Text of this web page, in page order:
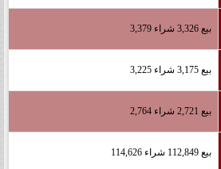
بيع 3,326 شراء 3,379
بيع 3,175 شراء 3,225
بيع 2,721 شراء 2,764
بيع 112,849 شراء 114,626